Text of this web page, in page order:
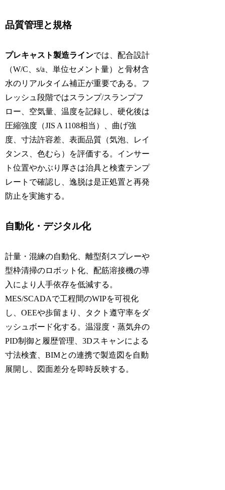
品質管理と規格
プレキャスト製造ラインでは、配合設計
（W/C、s/a、単位セメント量）と骨材含
水のリアルタイム補正が重要である。フ
レッシュ段階ではスランプ/スランプフ
ロー、空気量、温度を記録し、硬化後は
圧縮強度（JIS A 1108相当）、曲げ強
度、寸法許容差、表面品質（気泡、レイ
タンス、色むら）を評価する。インサー
ト位置やかぶり厚さは治具と検査テンプ
レートで確認し、逸脱は是正処置と再発
防止を実施する。
自動化・デジタル化
計量・混練の自動化、離型剤スプレーや
型枠清掃のロボット化、配筋溶接機の導
入により人手依存を低減する。
MES/SCADAで工程間のWIPを可視化
し、OEEや歩留まり、タクト遵守率をダ
ッシュボード化する。温湿度・蒸気弁の
PID制御と履歴管理、3Dスキャンによる
寸法検査、BIMとの連携で製造図を自動
展開し、図面差分を即時反映する。